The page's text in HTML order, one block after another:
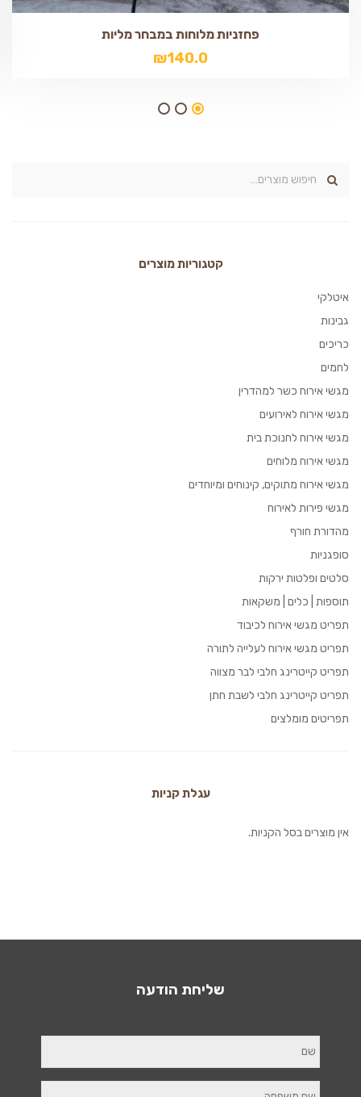
פחזניות מלוחות במבחר מליות
₪140.0
קטגוריות מוצרים
איטלקי
גבינות
כריכים
לחמים
מגשי אירוח כשר למהדרין
מגשי אירוח לאירועים
מגשי אירוח לחנוכת בית
מגשי אירוח מלוחים
מגשי אירוח מתוקים, קינוחים ומיוחדים
מגשי פירות לאירוח
מהדורת חורף
סופגניות
סלטים ופלטות ירקות
תוספות | כלים | משקאות
תפריט מגשי אירוח לכיבוד
תפריט מגשי אירוח לעלייה לתורה
תפריט קייטרינג חלבי לבר מצווה
תפריט קייטרינג חלבי לשבת חתן
תפריטים מומלצים
עגלת קניות
אין מוצרים בסל הקניות.
שליחת הודעה